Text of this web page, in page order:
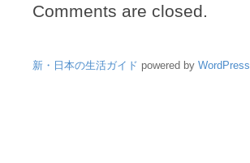
Comments are closed.
新・日本の生活ガイド powered by WordPress